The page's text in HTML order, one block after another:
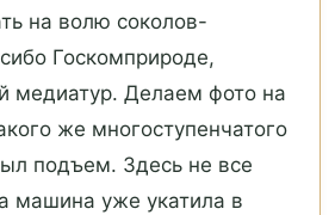
на волю соколов-
Госкомприроде,
медиатур. Делаем фото на
же многоступенчатого
подъем. Здесь не все
машина уже укатила в